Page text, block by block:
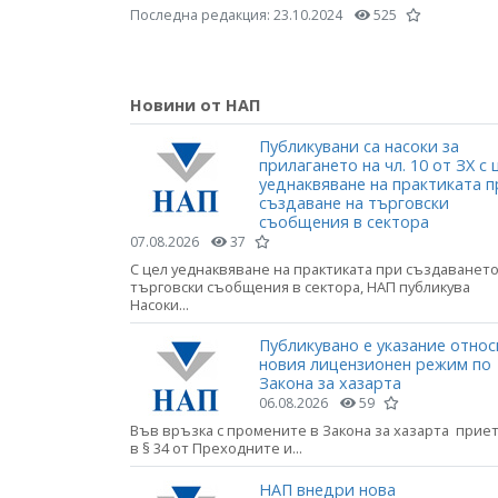
Последна редакция: 23.10.2024 525
Новини от НАП
Публикувани са насоки за
прилагането на чл. 10 от ЗХ с
уеднаквяване на практиката
създаване на търговски
съобщения в сектора
07.08.2026 37
С цел уеднаквяване на практиката при
търговски съобщения в сектора, НАП публикува
Насоки...
Публикувано е указание
новия лицензионен режим по
Закона за хазарта
06.08.2026 59
Във връзка с промените в Закона за хазарта
в § 34 от Преходните и...
НАП внедри нова